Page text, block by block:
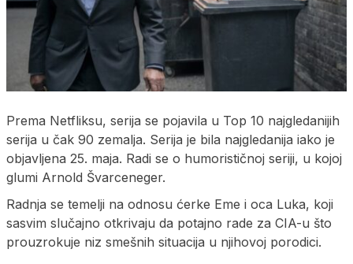
Prema Netfliksu, serija se pojavila u Top 10 najgledanijih
serija u čak 90 zemalja. Serija je bila najgledanija iako je
objavljena 25. maja. Radi se o humorističnoj seriji, u kojoj
glumi Arnold Švarceneger.
Radnja se temelji na odnosu ćerke Eme i oca Luka, koji
sasvim slučajno otkrivaju da potajno rade za CIA-u što
prouzrokuje niz smešnih situacija u njihovoj porodici.